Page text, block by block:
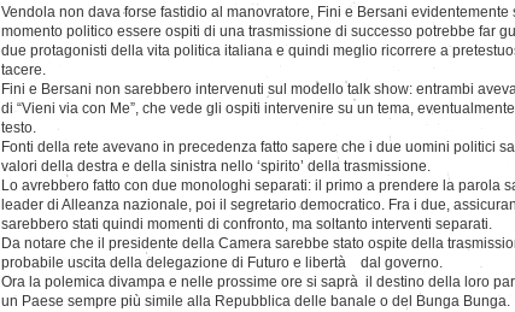
Vendola non dava forse fastidio al manovratore, Fini e Bersani evidentemente
momento politico essere ospiti di una trasmissione di successo potrebbe far
due protagonisti della vita politica italiana e quindi meglio ricorrere a
tacere.
Fini e Bersani non sarebbero intervenuti sul modello talk show: entrambi
di “Vieni via con Me”, che vede gli ospiti intervenire su un tema,
testo.
Fonti della rete avevano in precedenza fatto sapere che i due uomini politici
valori della destra e della sinistra nello ‘spirito’ della trasmissione.
Lo avrebbero fatto con due monologhi separati: il primo a prendere la parola
leader di Alleanza nazionale, poi il segretario democratico. Fra i due,
sarebbero stati quindi momenti di confronto, ma soltanto interventi separati.
Da notare che il presidente della Camera sarebbe stato ospite della
probabile uscita della delegazione di Futuro e libertà dal governo.
Ora la polemica divampa e nelle prossime ore si saprà il destino della loro
un Paese sempre più simile alla Repubblica delle banale o del Bunga Bunga.